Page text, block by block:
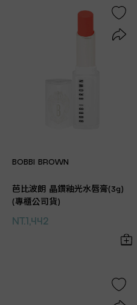
BOBBI BROWN
芭比波朗 晶鑽釉光水唇膏(3g)
(專櫃公司貨)
NT.1,442